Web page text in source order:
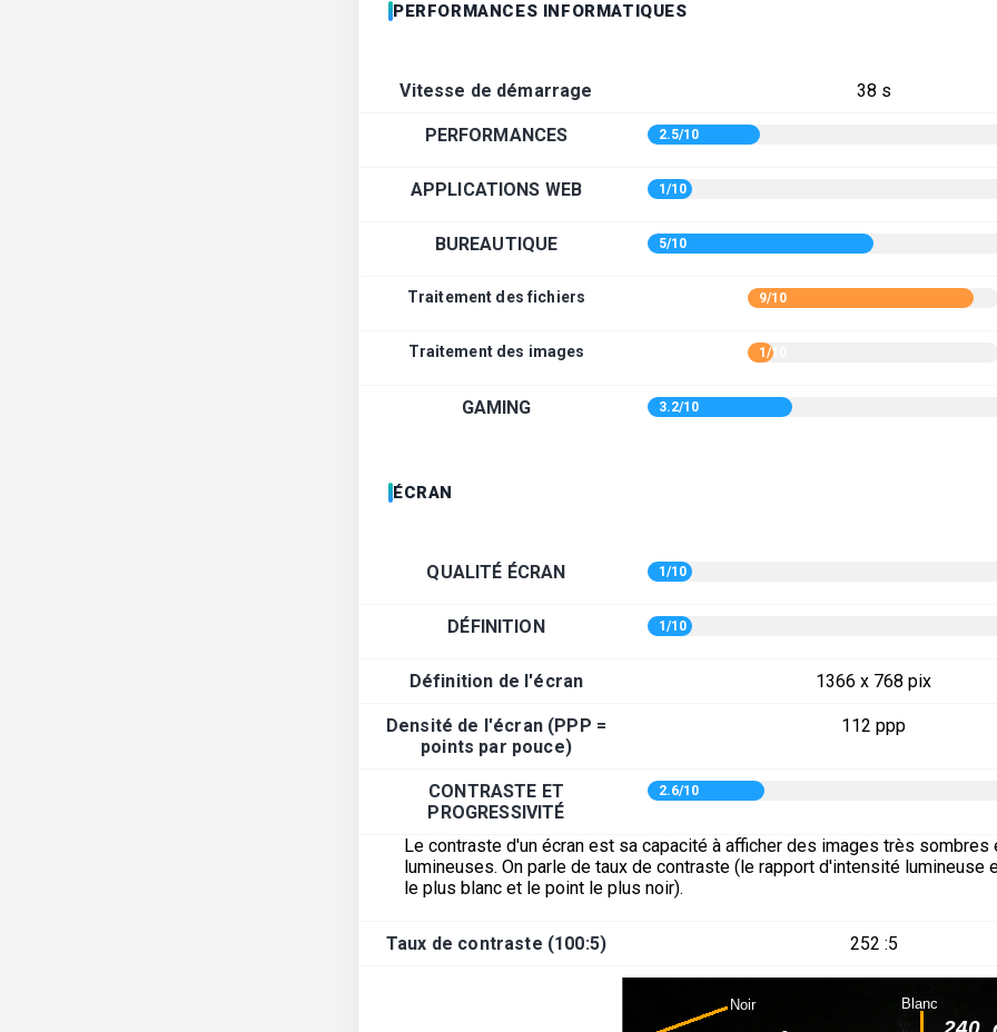
PERFORMANCES INFORMATIQUES
Vitesse de démarrage 38 s
PERFORMANCES 2.5/10
APPLICATIONS WEB 1/10
BUREAUTIQUE 5/10
Traitement des fichiers 9/10
Traitement des images 1/10
GAMING 3.2/10
ÉCRAN
QUALITÉ ÉCRAN 1/10
DÉFINITION 1/10
Définition de l'écran 1366 x 768 pix
Densité de l'écran (PPP =
points par pouce)
112 ppp
CONTRASTE ET
PROGRESSIVITÉ
2.6/10
Le contraste d'un écran est sa capacité à afficher des images très sombres
lumineuses. On parle de taux de contraste (le rapport d'intensité lumineuse
le plus blanc et le point le plus noir).
Taux de contraste (100:5) 252 :5